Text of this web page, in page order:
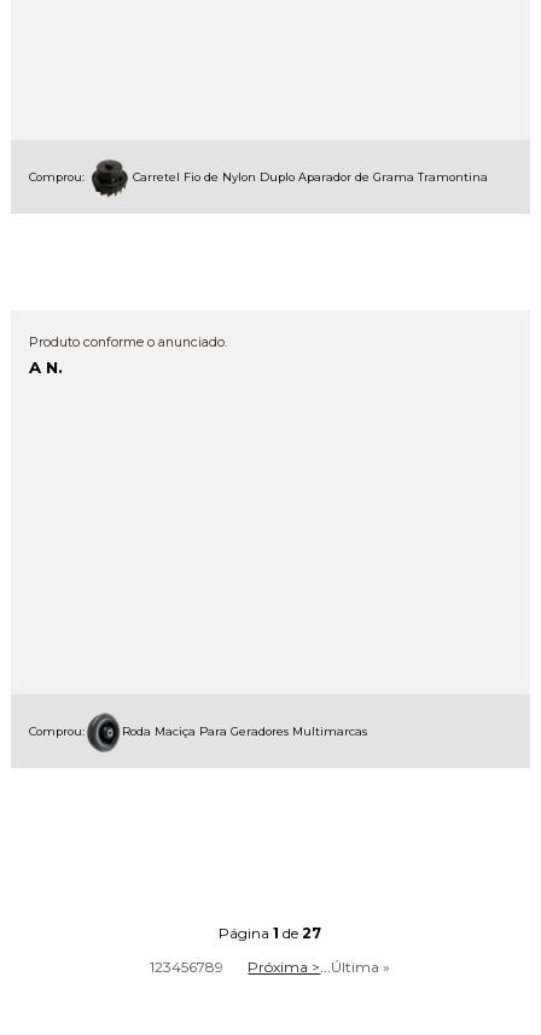
Comprou: Carretel Fio de Nylon Duplo Aparador de Grama Tramontina
Produto conforme o anunciado.
A N.
Comprou: Roda Maciça Para Geradores Multimarcas
Página1 de27
123456789 Próxima >...Última »